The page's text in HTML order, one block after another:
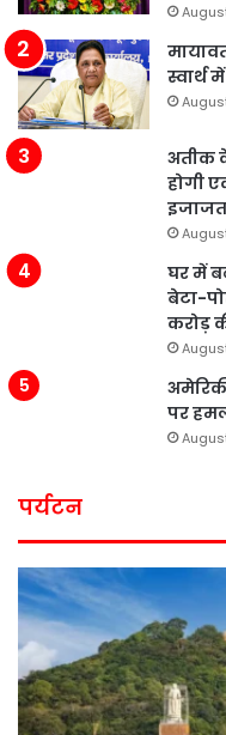
स्वार्थ
अतीक
होगी
इजाजत
घर में
बेटा-
करोड़
पर
पर्यटन